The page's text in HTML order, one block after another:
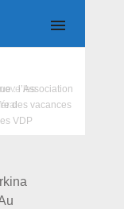
les